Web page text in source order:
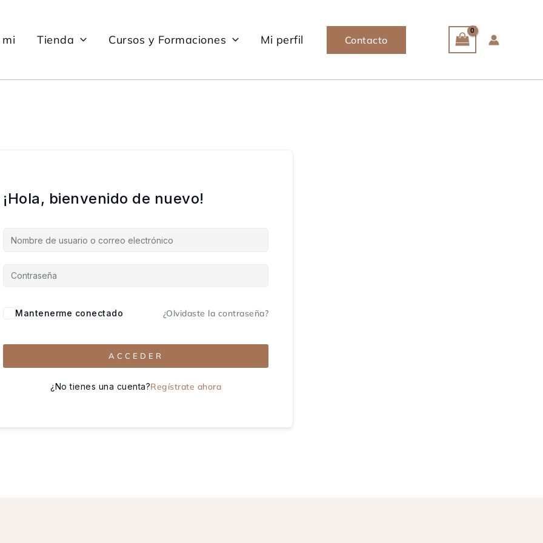
Tienda Cursos y Formaciones Mi perfil Contacto
¡Hola, bienvenido de nuevo!
Mantenerme conectado ¿Olvidaste la contraseña?
ACCEDER
¿No tienes una cuenta?Regístrate ahora